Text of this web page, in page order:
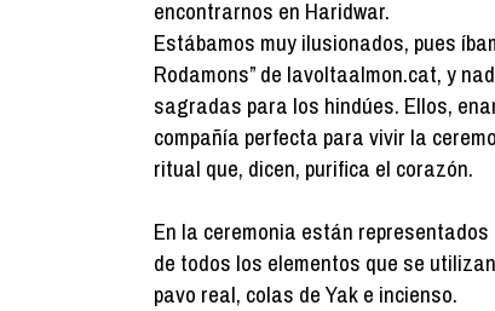
encontrarnos en Haridwar.
Estábamos muy ilusionados, pues
Rodamons” de lavoltaalmon.cat, y
sagradas para los hindúes. Ellos,
compañía perfecta para vivir la
ritual que, dicen, purifica el corazón.
En la ceremonia están
de todos los elementos que se
pavo real, colas de Yak e incienso.